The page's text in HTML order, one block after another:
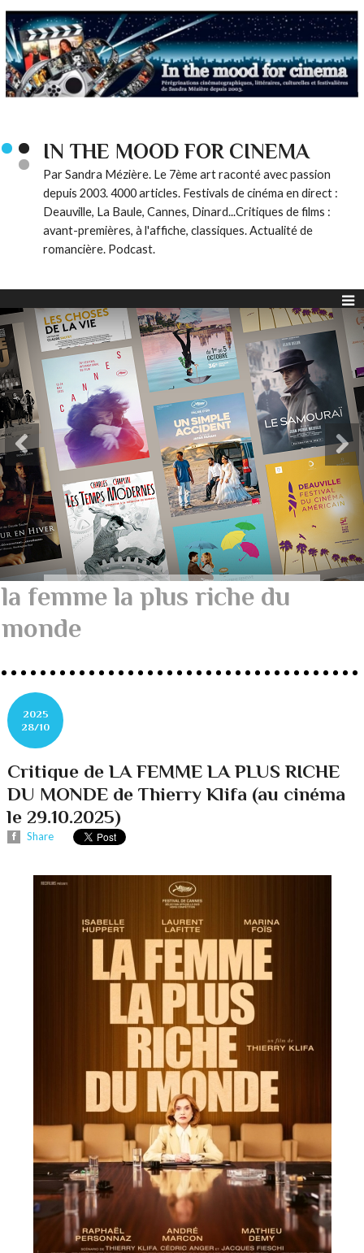
IN THE MOOD FOR CINEMA
Par Sandra Mézière. Le 7ème art raconté avec passion
depuis 2003. 4000 articles. Festivals de cinéma en direct :
Deauville, La Baule, Cannes, Dinard...Critiques de films :
avant-premières, à l'affiche, classiques. Actualité de
romancière. Podcast.
la femme la plus riche du
monde
2025
28/10
Critique de LA FEMME LA PLUS RICHE
DU MONDE de Thierry Klifa (au cinéma
le 29.10.2025)
Share